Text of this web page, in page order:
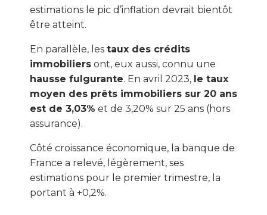
estimations le pic d’inflation devrait bientôt
être atteint.
En parallèle, les taux des crédits
immobiliers ont, eux aussi, connu une
hausse fulgurante. En avril 2023, le taux
moyen des prêts immobiliers sur 20 ans
est de 3,03% et de 3,20% sur 25 ans (hors
assurance).
Côté croissance économique, la banque de
France a relevé, légèrement, ses
estimations pour le premier trimestre, la
portant à +0,2%.